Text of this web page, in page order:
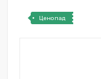
Ценопад